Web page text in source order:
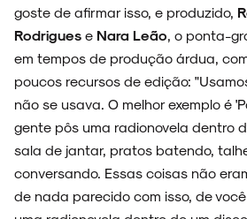
SOBRE
goste de afirmar isso, e produzido,
Rodrigues e Nara Leão, o ponta-
em tempos de produção árdua,
poucos recursos de edição:
não se usava. O melhor exemplo é
gente pôs uma radionovela dentro
sala de jantar, pratos batendo,
conversando. Essas coisas não
de nada parecido com isso, de